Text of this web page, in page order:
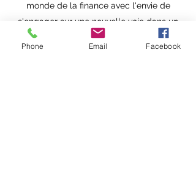
monde de la finance avec l'envie de
s'engager sur une nouvelle voie dans un
nouveau monde pour elle.
Phone Email Facebook